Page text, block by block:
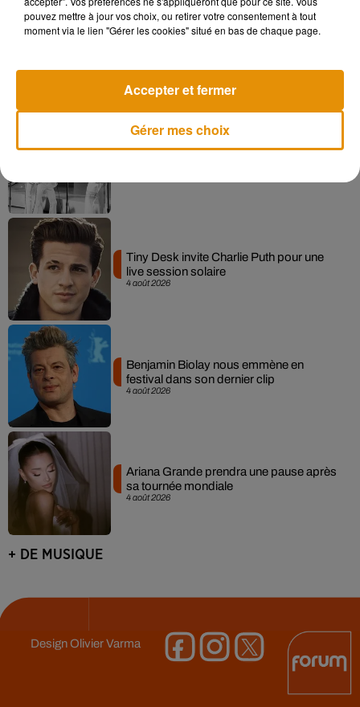
6 août 2026
Après le film, bientôt une docu-série sur
4 août 2026
Tiny Desk invite Charlie Puth pour une
live session solaire
4 août 2026
Benjamin Biolay nous emmène en
festival dans son dernier clip
4 août 2026
Ariana Grande prendra une pause après
sa tournée mondiale
+ DE MUSIQUE
DesignOlivier Varma
pouvez mettre à jour vos choix, ou retirer votre consentement à tout
moment via le lien "Gérer les cookies" situé en bas de chaque page.
Gérer mes choix
Accepter et fermer